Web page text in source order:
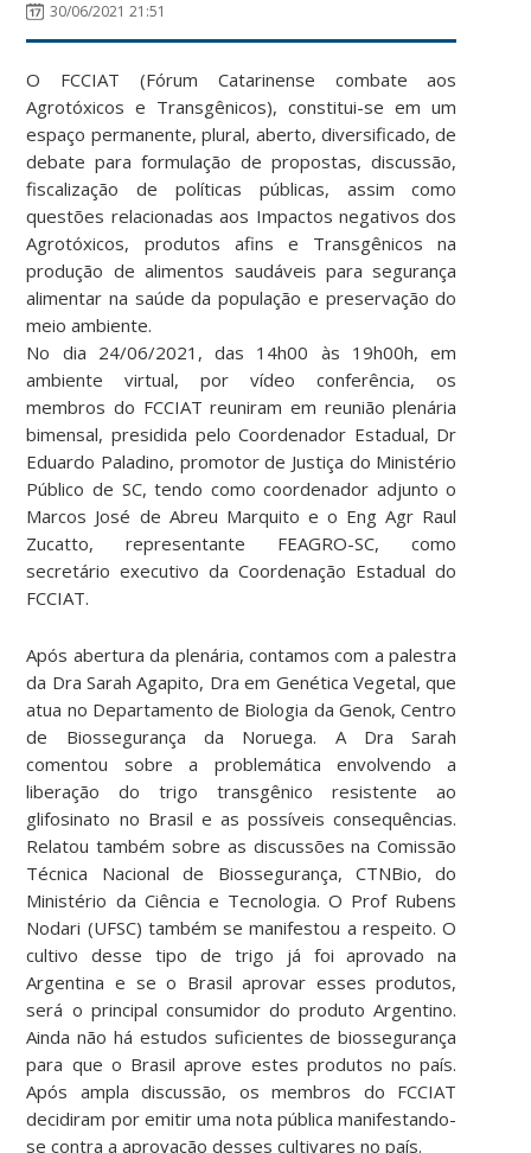
30/06/2021 21:51
O FCCIAT (Fórum Catarinense combate aos
Agrotóxicos e Transgênicos), constitui-se em um
espaço permanente, plural, aberto, diversificado, de
debate para formulação de propostas, discussão,
fiscalização de políticas públicas, assim como
questões relacionadas aos Impactos negativos dos
Agrotóxicos, produtos afins e Transgênicos na
produção de alimentos saudáveis para segurança
alimentar na saúde da população e preservação do
meio ambiente.
No dia 24/06/2021, das 14h00 às 19h00h, em
ambiente virtual, por vídeo conferência, os
membros do FCCIAT reuniram em reunião plenária
bimensal, presidida pelo Coordenador Estadual, Dr
Eduardo Paladino, promotor de Justiça do Ministério
Público de SC, tendo como coordenador adjunto o
Marcos José de Abreu Marquito e o Eng Agr Raul
Zucatto, representante FEAGRO-SC, como
secretário executivo da Coordenação Estadual do
FCCIAT.
Após abertura da plenária, contamos com a palestra
da Dra Sarah Agapito, Dra em Genética Vegetal, que
atua no Departamento de Biologia da Genok, Centro
de Biossegurança da Noruega. A Dra Sarah
comentou sobre a problemática envolvendo a
liberação do trigo transgênico resistente ao
glifosinato no Brasil e as possíveis consequências.
Relatou também sobre as discussões na Comissão
Técnica Nacional de Biossegurança, CTNBio, do
Ministério da Ciência e Tecnologia. O Prof Rubens
Nodari (UFSC) também se manifestou a respeito. O
cultivo desse tipo de trigo já foi aprovado na
Argentina e se o Brasil aprovar esses produtos,
será o principal consumidor do produto Argentino.
Ainda não há estudos suficientes de biossegurança
para que o Brasil aprove estes produtos no país.
Após ampla discussão, os membros do FCCIAT
decidiram por emitir uma nota pública manifestando-
se contra a aprovação desses cultivares no país.